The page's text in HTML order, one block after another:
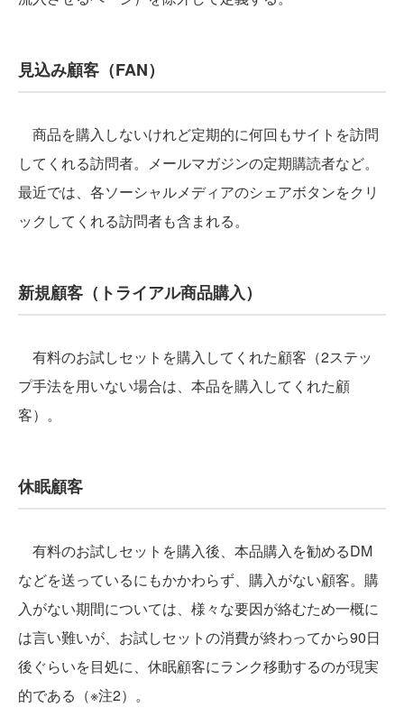
見込み顧客（FAN）
商品を購入しないけれど定期的に何回もサイトを訪問
してくれる訪問者。メールマガジンの定期購読者など。
最近では、各ソーシャルメディアのシェアボタンをクリ
ックしてくれる訪問者も含まれる。
新規顧客（トライアル商品購入）
有料のお試しセットを購入してくれた顧客（2ステッ
プ手法を用いない場合は、本品を購入してくれた顧
客）。
休眠顧客
有料のお試しセットを購入後、本品購入を勧めるDM
などを送っているにもかかわらず、購入がない顧客。購
入がない期間については、様々な要因が絡むため一概に
は言い難いが、お試しセットの消費が終わってから90日
後ぐらいを目処に、休眠顧客にランク移動するのが現実
的である（※注2）。